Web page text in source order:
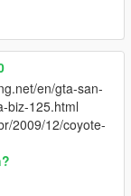
en/gta-san-
biz-125.html
2009/12/coyote-